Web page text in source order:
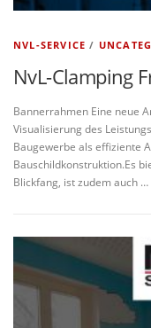
NVL-SERVICE /
NvL-Clamping
Bannerrahmen Eine neue
Visualisierung des
Baugewerbe als effiziente
Bauschildkonstruktion.Es
Blickfang, ist zudem auch …